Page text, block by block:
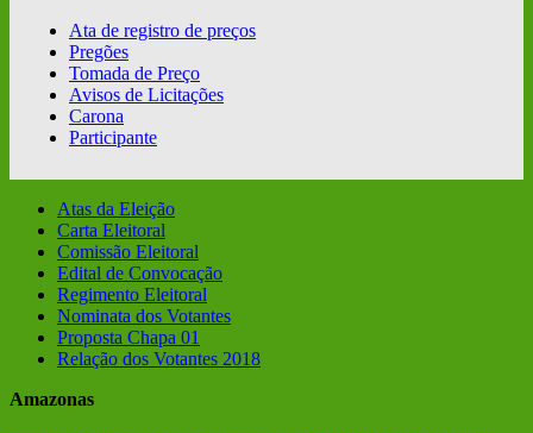
Ata de registro de preços
Pregões
Tomada de Preço
Avisos de Licitações
Carona
Participante
Atas da Eleição
Carta Eleitoral
Comissão Eleitoral
Edital de Convocação
Regimento Eleitoral
Nominata dos Votantes
Proposta Chapa 01
Relação dos Votantes 2018
Amazonas